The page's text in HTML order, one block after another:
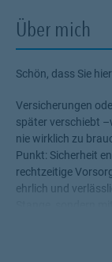
Über mich
Schön, dass Sie
Versicherungen
später verschiebt
nie wirklich zu
Punkt: Sicherheit
rechtzeitige
ehrlich und
Ihnen wirklich